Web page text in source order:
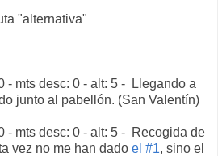
"alternativa"
- mts desc: 0 - alt: 5 - Llegando a
junto al pabellón. (San Valentín)
- mts desc: 0 - alt: 5 - Recogida de
vez no me han dado el #1, sino el